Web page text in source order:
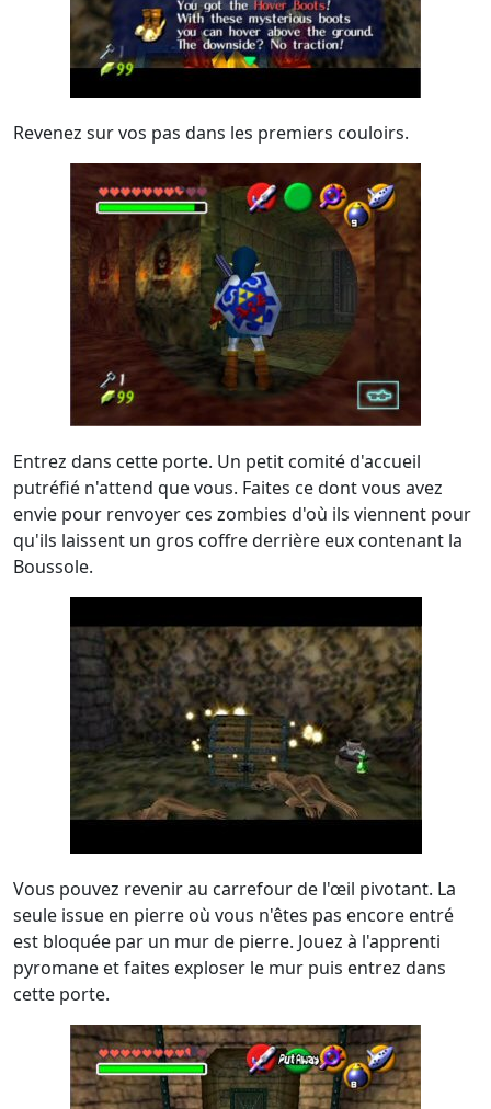
Revenez sur vos pas dans les premiers couloirs.
Entrez dans cette porte. Un petit comité d'accueil
putréfié n'attend que vous. Faites ce dont vous avez
envie pour renvoyer ces zombies d'où ils viennent pour
qu'ils laissent un gros coffre derrière eux contenant la
Boussole.
Vous pouvez revenir au carrefour de l'œil pivotant. La
seule issue en pierre où vous n'êtes pas encore entré
est bloquée par un mur de pierre. Jouez à l'apprenti
pyromane et faites exploser le mur puis entrez dans
cette porte.